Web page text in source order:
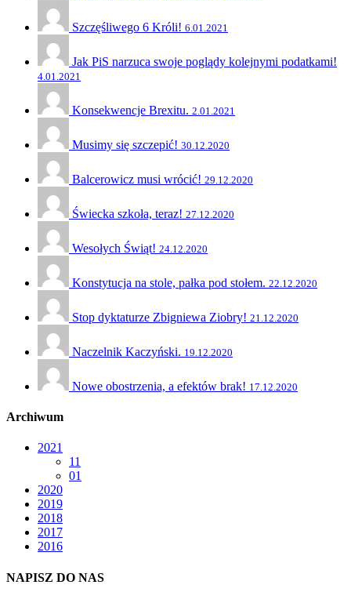
Szczęśliwego 6 Króli! 6.01.2021
Jak PiS narzuca swoje poglądy kolejnymi podatkami!
4.01.2021
Konsekwencje Brexitu. 2.01.2021
Musimy się szczepić! 30.12.2020
Balcerowicz musi wrócić! 29.12.2020
Świecka szkoła, teraz! 27.12.2020
Wesołych Świąt! 24.12.2020
Konstytucja na stole, pałka pod stołem. 22.12.2020
Stop dyktaturze Zbigniewa Ziobry! 21.12.2020
Naczelnik Kaczyński. 19.12.2020
Nowe obostrzenia, a efektów brak! 17.12.2020
Archiwum
2021
11
01
2020
2019
2018
2017
2016
NAPISZ DO NAS